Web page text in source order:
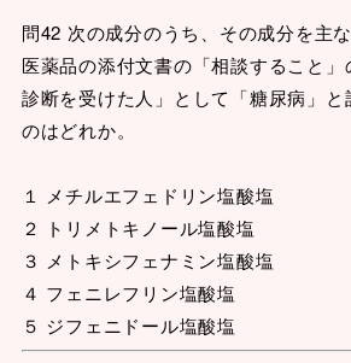
問42 次の成分のうち、その成分を主
医薬品の添付文書の「相談すること
診断を受けた人」として「糖尿病」と
のはどれか。
１ メチルエフェドリン塩酸塩
２ トリメトキノール塩酸塩
３ メトキシフェナミン塩酸塩
４ フェニレフリン塩酸塩
５ ジフェニドール塩酸塩